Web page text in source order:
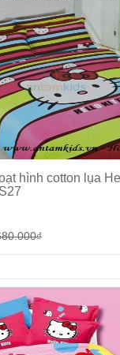
Chọn sản phẩm
hình cotton lụa